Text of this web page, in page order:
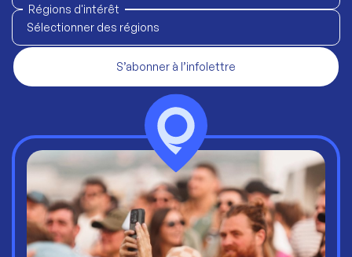
Régions d'intérêt
Sélectionner des régions
S’abonner à l’infolettre